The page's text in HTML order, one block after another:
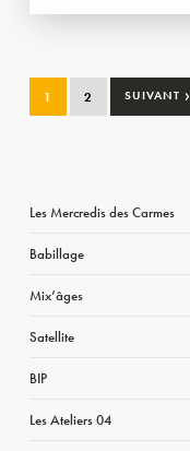
1 2 SUIVANT ›
Les Mercredis des Carmes
Babillage
Mix’âges
Satellite
BIP
Les Ateliers 04